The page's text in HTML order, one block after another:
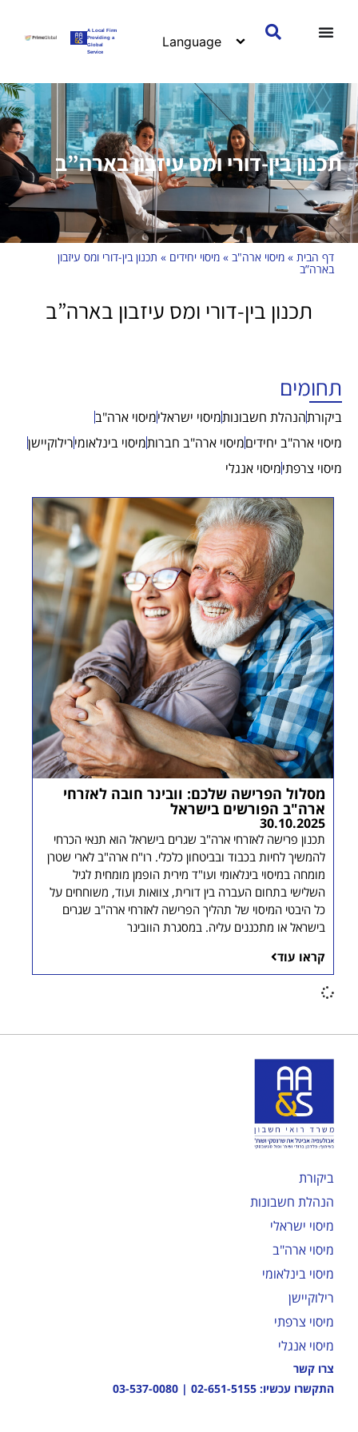
A Local Firm
Providing a
Global
Service
תכנון בין-דורי ומס עיזבון בארה”ב
דף הבית » מיסוי ארה"ב » מיסוי יחידים » תכנון בין-דורי ומס עיזבון
בארה”ב
תכנון בין-דורי ומס עיזבון בארה”ב
תחומים
ביקורתהנהלת חשבונותמיסוי ישראלימיסוי ארה"ב
מיסוי ארה"ב יחידיםמיסוי ארה"ב חברותמיסוי בינלאומירילוקיישן
מיסוי צרפתימיסוי אנגלי
מסלול הפרישה שלכם: וובינר חובה לאזרחי
ארה"ב הפורשים בישראל
30.10.2025
תכנון פרישה לאזרחי ארה"ב שגרים בישראל הוא תנאי הכרחי
להמשיך לחיות בכבוד ובביטחון כלכלי. רו"ח ארה"ב לארי שטרן
מומחה במיסוי בינלאומי ועו"ד מירית הופמן מומחית לגיל
השלישי בתחום העברה בין דורית, צוואות ועוד, משוחחים על
כל היבטי המיסוי של תהליך הפרישה לאזרחי ארה"ב שגרים
בישראל או מתכננים עליה. במסגרת הוובינר
קראו עוד
ביקורת
הנהלת חשבונות
מיסוי ישראלי
מיסוי ארה"ב
מיסוי בינלאומי
רילוקיישן
מיסוי צרפתי
מיסוי אנגלי
צרו קשר
התקשרו עכשיו: 02-651-5155
|
03-537-0080